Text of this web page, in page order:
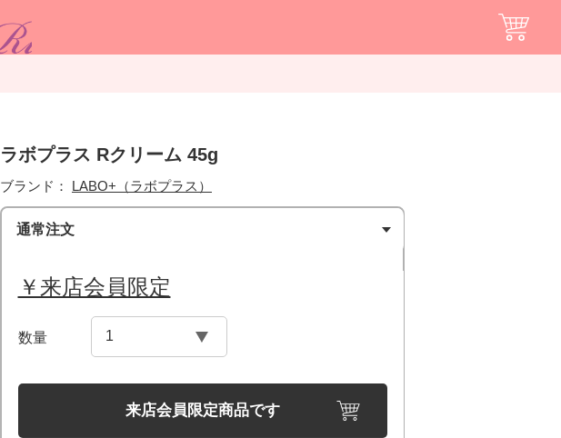
ラボプラス Rクリーム 45g
ブランド： LABO+（ラボプラス）
通常注文
￥来店会員限定
数量
来店会員限定商品です